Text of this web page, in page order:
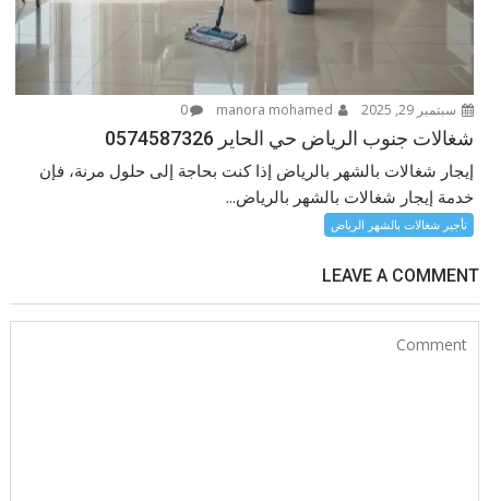
سبتمبر 29, 2025 0
شغالات جنوب الرياض حي الحاير 0574587326
إيجار شغالات بالشهر بالرياض إذا كنت بحاجة إلى حلول مرنة، فإن
خدمة إيجار شغالات بالشهر بالرياض...
تأجير شغالات بالشهر الرياض
LEAVE A COMMENT